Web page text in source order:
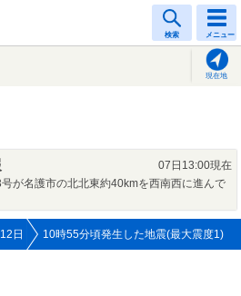
検索 メニュー
現在地
07日13:00現在
が名護市の北北東約40kmを西南西に進んで
日 10時55分頃発生した地震(最大震度1)